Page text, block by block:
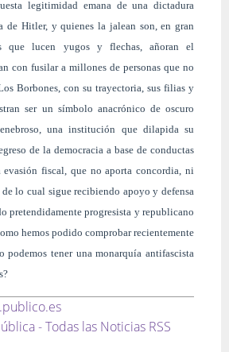
legitimidad emana de una dictadura
de Hitler, y quienes la jalean son, en gran
que lucen yugos y flechas, añoran el
con fusilar a millones de personas que no
Borbones, con su trayectoria, sus filias y
ser un símbolo anacrónico de oscuro
una institución que dilapida su
de la democracia a base de conductas
evasión fiscal, que no aporta concordia, ni
lo cual sigue recibiendo apoyo y defensa
pretendidamente progresista y republicano
hemos podido comprobar recientemente
podemos tener una monarquía antifascista
- Todas las Noticias RSS